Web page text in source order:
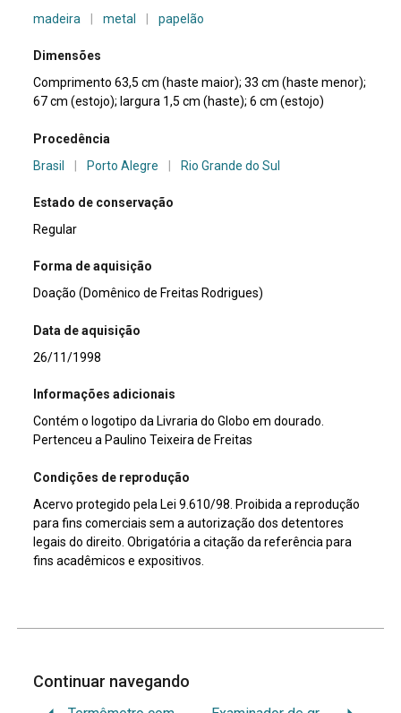
madeira
metal papelão
Dimensões
Comprimento 63,5 cm (haste maior); 33 cm (haste menor);
67 cm (estojo); largura 1,5 cm (haste); 6 cm (estojo)
Procedência
Brasil
Porto Alegre Rio Grande do Sul
Estado de conservação
Regular
Forma de aquisição
Doação (Domênico de Freitas Rodrigues)
Data de aquisição
26/11/1998
Informações adicionais
Contém o logotipo da Livraria do Globo em dourado.
Pertenceu a Paulino Teixeira de Freitas
Condições de reprodução
Acervo protegido pela Lei 9.610/98. Proibida a reprodução
para fins comerciais sem a autorização dos detentores
legais do direito. Obrigatória a citação da referência para
fins acadêmicos e expositivos.
Continuar navegando